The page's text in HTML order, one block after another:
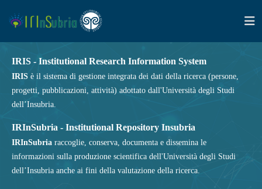
IRIS - Institutional Research Information System
IRIS è il sistema di gestione integrata dei dati della ricerca (persone,
progetti, pubblicazioni, attività) adottato dall'Università degli Studi
dell’Insubria.
IRInSubria - Institutional Repository Insubria
IRInSubria raccoglie, conserva, documenta e dissemina le
informazioni sulla produzione scientifica dell'Università degli Studi
dell’Insubria anche ai fini della valutazione della ricerca.